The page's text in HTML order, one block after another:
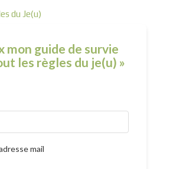
du Je(u)
mon guide de survie
les règles du je(u) »
mail